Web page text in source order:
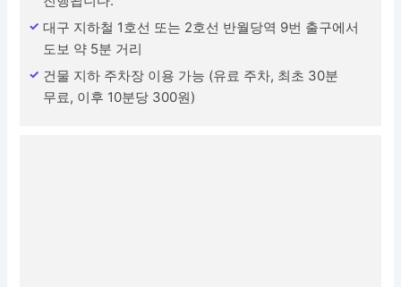
대구 지하철 1호선 또는 2호선 반월당역 9번 출구에서
도보 약 5분 거리
건물 지하 주차장 이용 가능 (유료 주차, 최초 30분
무료, 이후 10분당 300원)